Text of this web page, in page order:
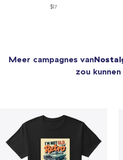
$17
Meer campagnes van
zou